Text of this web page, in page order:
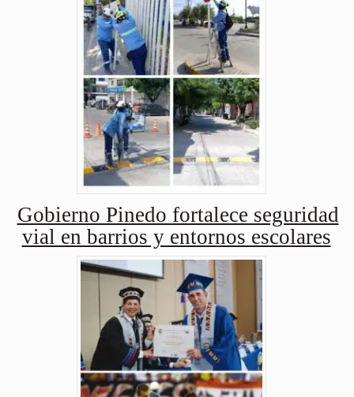
Gobierno Pinedo fortalece seguridad
vial en barrios y entornos escolares